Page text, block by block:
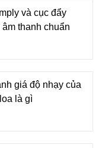
và cục đẩy
thanh chuẩn
giá độ nhạy của
là gì